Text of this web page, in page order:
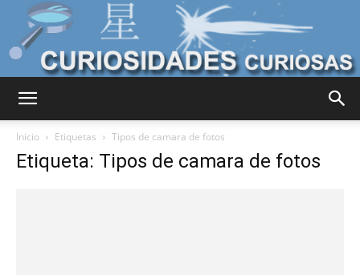
Inicio Etiquetas Tipos de camara de fotos
Etiqueta: Tipos de camara de fotos